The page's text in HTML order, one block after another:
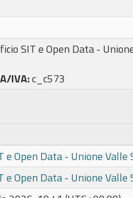
SIT e Open Data -
IVA:c_c573
e Open Data - Unione Valle
e Open Data - Unione Valle